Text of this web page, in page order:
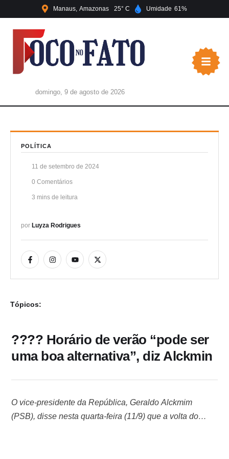
Manaus Amazonas 25 Umidade 61
domingo, 9 de agosto de 2026
POLÍTICA
11 de setembro de 2024
0 Comentários
3 mins de leitura
por Luyza Rodrigues
Tópicos:
???? Horário de verão “pode ser
uma boa alternativa”, diz Alckmin
O vice-presidente da República, Geraldo Alckmim
(PSB), disse nesta quarta-feira (11/9) que a volta do